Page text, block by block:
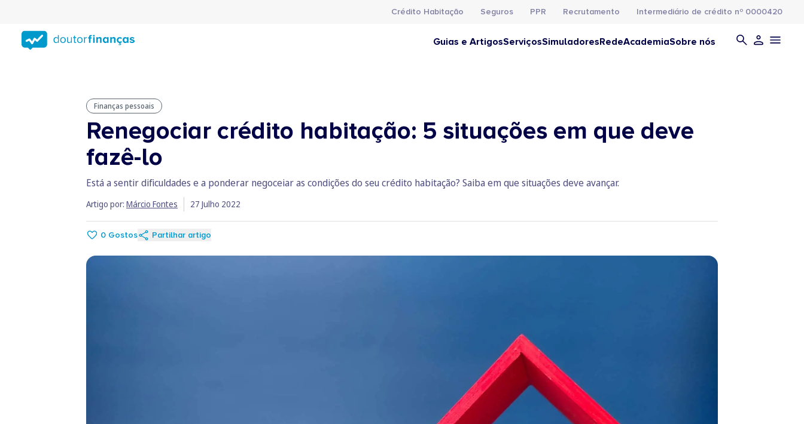
conteúdo
principal
Crédito Habitação Seguros PPR Recrutamento Intermediário de crédito nº 0000420
Guias e ArtigosServiçosSimuladoresRedeAcademiaSobre nós
Finanças pessoais
Renegociar crédito habitação: 5 situações em que deve
fazê-lo
Está a sentir dificuldades e a ponderar negoceiar as condições do seu crédito habitação? Saiba em que situações deve avançar.
Artigo por: Márcio Fontes 27 Julho 2022
0 Gostos Partilhar artigo